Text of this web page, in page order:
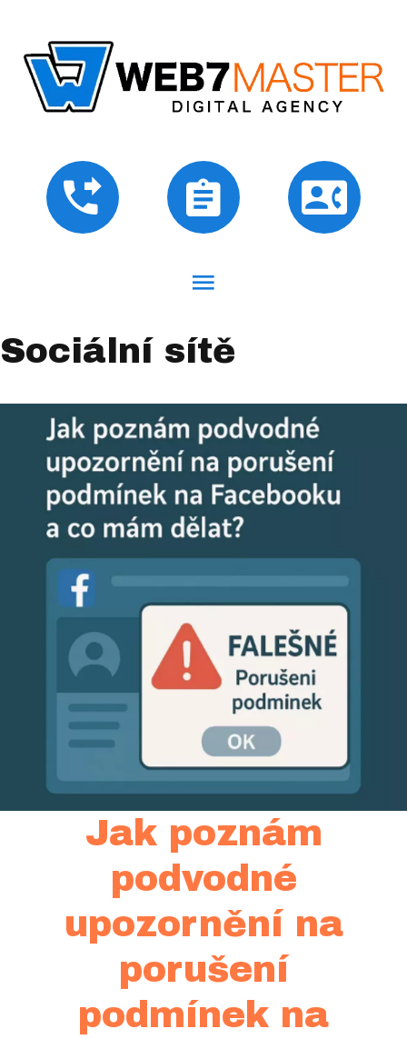
Sociální sítě
Jak poznám
podvodné
upozornění na
porušení
podmínek na